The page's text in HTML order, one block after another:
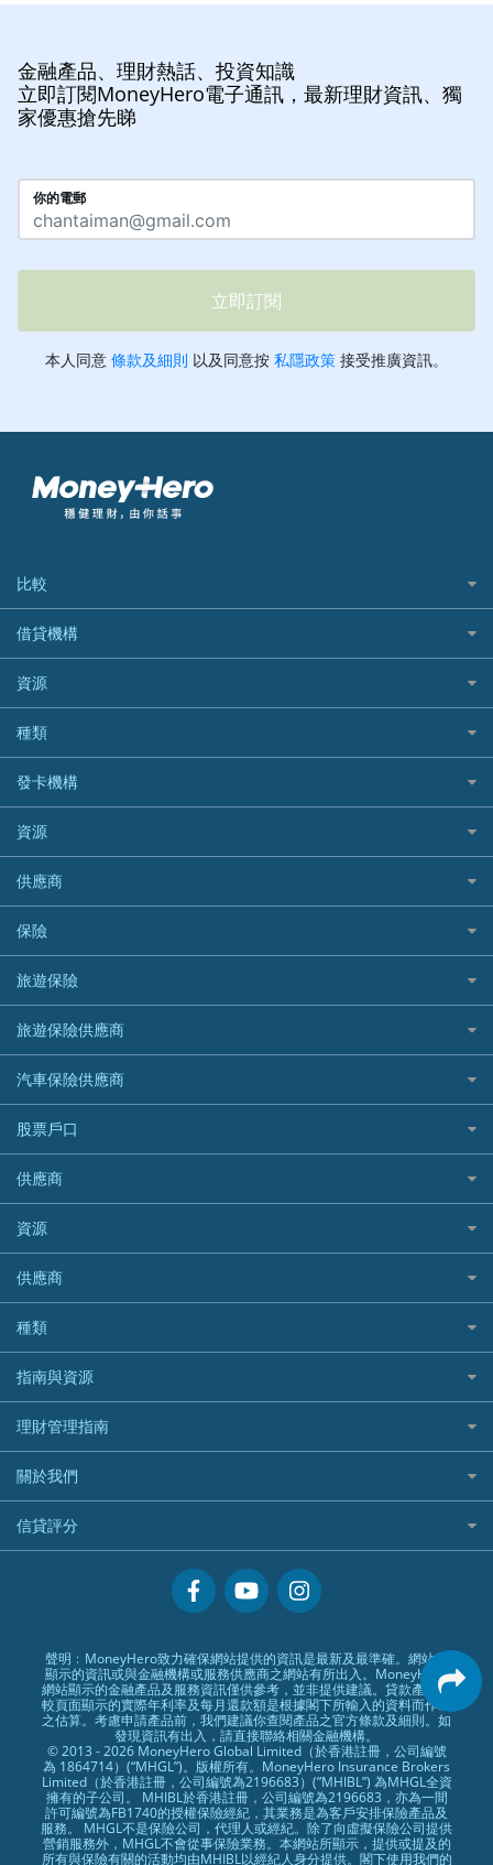
金融產品、理財熱話、投資知識
立即訂閱MoneyHero電子通訊，最新理財資訊、獨
家優惠搶先睇
比較
私人貸款比較
稅季/稅務貸款
網上貸款
結餘轉戶(清卡數貸款)
銀行貸款
財務公司貸款
免入息貸款
免TU貸款
急借錢
緊急貸款比較
最佳小額貸款比較
易批必批貸款
24小時貸款
最佳循環貸款
借貸機構
BEA 東亞銀行
BOC 中國銀行
Cashing Pro 優尚信貸
CCB(Asia) 中國建設銀行 (亞洲)
Citibank 花旗銀行
CNCBI 信銀國際
CreFIT 維信
DBS 星展銀行
DSB 大新銀行
HSBC 滙豐銀行貸款
K Cash 貸款
Mox 銀行
National Resources 中潤物業按揭
OCBC 華僑銀行
PrimeCredit 安信信貸
Promise 邦民日本財務
Rabbit Credit月兔信貸
Standard Chartered 渣打銀行
UA 亞洲聯合財務
WeLab Bank
WeLend 貸款
資源
如何申請個人貸款
如何管理個人貸款
個人貸款有用資訊
清卡數貸款教學
循環貸款教學
個人化貸款產品推介 🔥全新
供樓利息扣稅
最佳貸款app
種類
網購優惠
精選外幣網購信用卡
尊尚信用卡
公司信用卡
電子錢包信用卡
日本遊信用卡攻略
韓國遊信用卡攻略
台灣遊信用卡攻略
機場貴賓室信用卡
銀聯信用卡
高獎賞信用卡推薦
酒店信用卡
發卡機構
Citibank花旗銀行
AE美國運通
DBS星展銀行
HSBC滙豐銀行
Mox
信銀國際
大新銀行
恒生銀行
Standard Chartered渣打銀行
東亞銀行
SIM
Airwallex信用卡
資源
Black Friday優惠
淘寶付款方式
一田購物優惠日
SOGO感謝祭
HKTVmall優惠碼
交稅優惠
酒店優惠碼
機票優惠碼
供應商
八達通自動增值信用卡
保險
旅遊保險
汽車保險
家居保險
家傭保險
寵物保險
定期人壽保險
危疾保險
年金資訊
樓宇火險
旅遊保險
日本旅遊保險及資訊
泰國旅遊保險及資訊
台灣旅遊保險及資訊
韓國旅遊保險及資訊
歐洲旅遊保險及資訊
越南旅遊保險及資訊
澳洲旅遊保險及資訊
長者嘆世界
家庭親子遊
自駕遊比較
相機有得保
專為孕婦設計的最佳旅遊保險
最佳滑雪旅遊保險
最適合BB的旅遊保險
旅遊保險供應商
AXA 安盛
AIG 美亞
Allianz 安聯
Allied World 世聯
Avo
中國銀行
Bolttech 保特
Blue Cross 藍十字
中國平安
HSBC滙豐銀行
MSIG 三井住友
Prudential 保誠
QBE 昆士蘭
Starr
汽車保險供應商
大新汽車保險
中銀汽車保險
Allianz安聯汽車保險
bolttech保障汽車保險
Zurich蘇黎世汽車保險
QBE昆士蘭汽車保險
平安汽車保險
股票戶口
富途證券
IB盈透證券
老虎證券
uSMART 盈立證券
華盛証券
長橋證券
WeBull微牛證券
漲樂全球通｜華泰國際
OSL
供應商
富途牛牛好唔好？
Webull微牛證券好唔好？
Longbridge長橋證券好唔好？
老虎證券好唔好？
華盛証券好唔好？
漲樂全球通好唔好？
IB盈透證券好唔好？
盈立證券 uSMART 好唔好？
Stashaway好唔好？
資源
股票戶口開戶
證券行邊間好？
港股5隻高息ETF精選
什麼是ETF？
香港30大高息股排行
黃金ETF懶人包
最值得注意的比特幣ETF
選股策略：五步調查攻略
供應商
銀行戶口比較
尊尚銀行戶口
Citi Plus
中信銀行inMotion
Airwallex銀行
種類
定期存款
港元定存
人民幣定存
美元定存
英鎊定存
澳元定存
指南與資源
理財資訊
識慳識賺
債務管理
投資理財
置業安居
專欄文章
理財管理指南
常用相關詞彙
MoneyHero電子報
所有合作銀行或機構
關於我們
服務承諾
網上支援
常見問題
條款及細則
編輯守則
廣告合作
廣告政策
私隱政策
加入我們
信貸評分
聲明﹕MoneyHero致力確保網站提供的資訊是最新及最準確。網站所
顯示的資訊或與金融機構或服務供應商之網站有所出入。MoneyHero
網站顯示的金融產品及服務資訊僅供參考，並非提供建議。貸款產品比
較頁面顯示的實際年利率及每月還款額是根據閣下所輸入的資料而作出
之估算。考慮申請產品前，我們建議你查閱產品之官方條款及細則。如
發現資訊有出入，請直接聯絡相關金融機構。
© 2013 - 2026 MoneyHero Global Limited（於香港註冊，公司編號
為 1864714）(“MHGL”)。版權所有。MoneyHero Insurance Brokers
Limited（於香港註冊，公司編號為2196683）(”MHIBL”) 為MHGL全資
擁有的子公司。 MHIBL於香港註冊，公司編號為2196683，亦為一間
許可編號為FB1740的授權保險經紀，其業務是為客戶安排保險產品及
服務。 MHGL不是保險公司，代理人或經紀。除了向虛擬保險公司提供
營銷服務外，MHGL不會從事保險業務。本網站所顯示，提供或提及的
所有與保險有關的活動均由MHIBL以經紀人身分提供。閣下使用我們的